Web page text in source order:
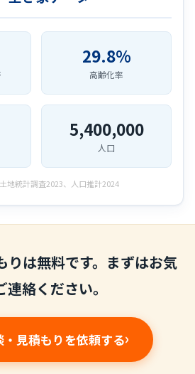
29.8%
高齢化率
5,400,000
人口
地統計調査2023、人口推計2024
りは無料です。まずはお気
連絡ください。
見積もりを依頼する